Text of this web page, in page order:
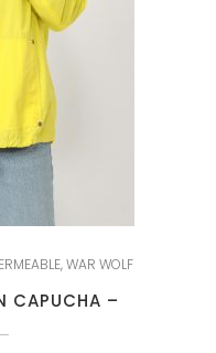
,WAR WOLF
CAPUCHA –